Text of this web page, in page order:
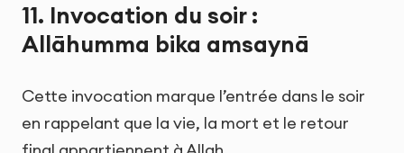
11. Invocation du soir :
Allāhumma bika amsaynā
Cette invocation marque l’entrée dans le soir
en rappelant que la vie, la mort et le retour